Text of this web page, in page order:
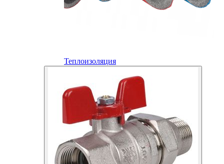
Теплоизоляция